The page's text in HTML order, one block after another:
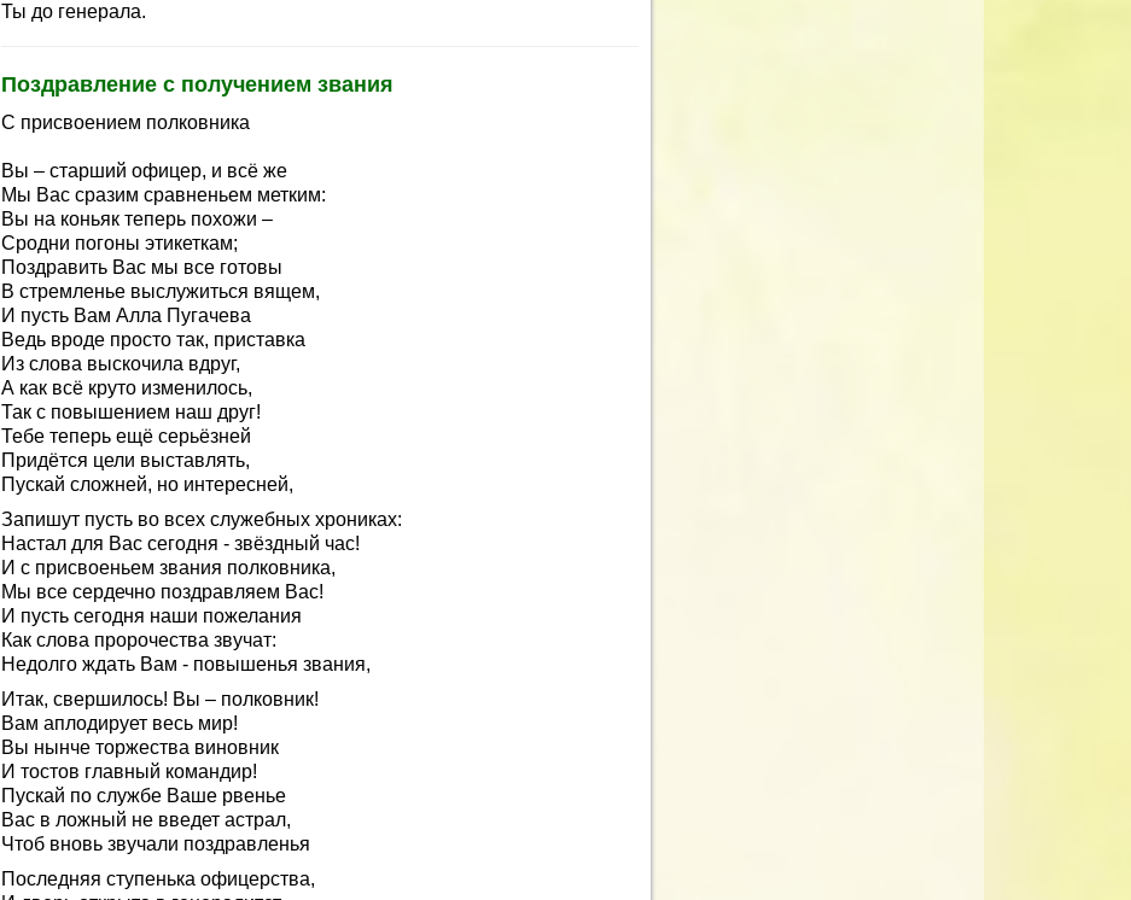
Ты до генерала.
Поздравление с получением звания
С присвоением полковника
Вы – старший офицер, и всё же
Мы Вас сразим сравненьем метким:
Вы на коньяк теперь похожи –
Сродни погоны этикеткам;
Поздравить Вас мы все готовы
В стремленье выслужиться вящем,
И пусть Вам Алла Пугачева
Ведь вроде просто так, приставка
Из слова выскочила вдруг,
А как всё круто изменилось,
Так с повышением наш друг!
Тебе теперь ещё серьёзней
Придётся цели выставлять,
Пускай сложней, но интересней,
Запишут пусть во всех служебных хрониках:
Настал для Вас сегодня - звёздный час!
И с присвоеньем звания полковника,
Мы все сердечно поздравляем Вас!
И пусть сегодня наши пожелания
Как слова пророчества звучат:
Недолго ждать Вам - повышенья звания,
Итак, свершилось! Вы – полковник!
Вам аплодирует весь мир!
Вы нынче торжества виновник
И тостов главный командир!
Пускай по службе Ваше рвенье
Вас в ложный не введет астрал,
Чтоб вновь звучали поздравленья
Последняя ступенька офицерства,